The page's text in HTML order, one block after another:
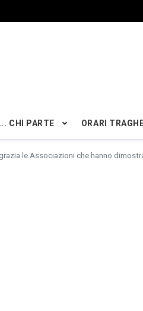
CHI PARTE ORARI
le Associazioni che hanno